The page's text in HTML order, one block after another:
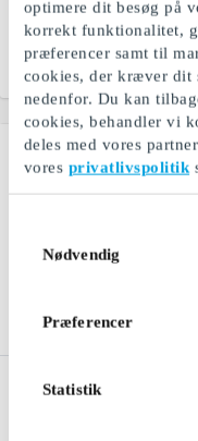
optimere dit besøg på
korrekt funktionalitet,
præferencer samt til
cookies, der kræver dit
nedenfor. Du kan
cookies, behandler vi
deles med vores
vores privatlivspolitik
Nødvendig
Præferencer
Statistik
kultur
Fra 199 kr.
Jack & Jones DK